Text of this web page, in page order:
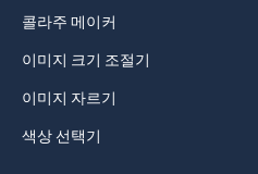
콜라주 메이커
이미지 크기 조절기
이미지 자르기
색상 선택기